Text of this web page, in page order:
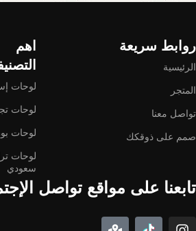
روابط سريعة
الرئيسية
المتجر
تواصل معنا
صمم على ذوقكك
اهم
لوحات
لوحات
لوحات
لوحات
سعودي
تابعنا على مواقع تواصل